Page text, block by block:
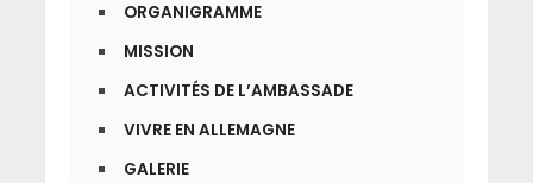
ORGANIGRAMME
MISSION
ACTIVITÉS DE L’AMBASSADE
VIVRE EN ALLEMAGNE
GALERIE